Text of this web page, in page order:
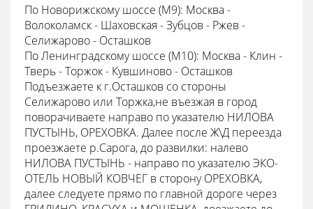
По Новорижскому шоссе (М9): Москва -
Волоколамск - Шаховская - Зубцов - Ржев -
Селижарово - Осташков
По Ленинградскому шоссе (М10): Москва - Клин -
Тверь - Торжок - Кувшиново - Осташков
Подъезжаете к г.Осташков со стороны
Селижарово или Торжка,не въезжая в город
поворачиваете направо по указателю НИЛОВА
ПУСТЫНЬ, ОРЕХОВКА. Далее после Ж\Д переезда
проезжаете р.Сарога, до развилки: налево
НИЛОВА ПУСТЫНЬ - направо по указателю ЭКО-
ОТЕЛЬ НОВЫЙ КОВЧЕГ в сторону ОРЕХОВКА,
далее следуете прямо по главной дороге через